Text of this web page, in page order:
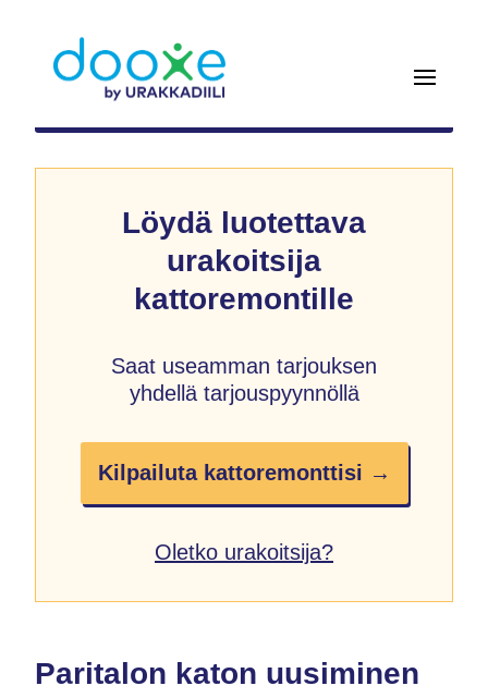
Löydä luotettava
urakoitsija
kattoremontille
Saat useamman tarjouksen
yhdellä tarjouspyynnöllä
Kilpailuta kattoremonttisi →
Oletko urakoitsija?
Paritalon katon uusiminen